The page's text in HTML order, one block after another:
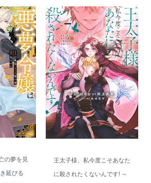
の夢を見
延びる
王太子様、私今度こそあなた
に殺されたくないんです! ～